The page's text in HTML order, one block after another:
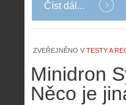
Číst dál...
ZVEŘEJNĚNO V TESTY A
Minidron
Něco je